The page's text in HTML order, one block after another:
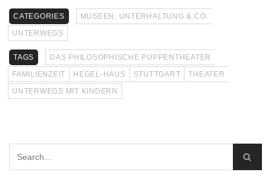
CATEGORIES
MUSEEN, UNTERHALTUNG & CO.
UNTERWEGS
TAGS
DAS PHILOSOPHISCHE PUPPENTHEATER
FAMILIENZEIT
HEGEL-HAUS STUTTGART
THEATER
UNTERWEGS MIT KINDERN